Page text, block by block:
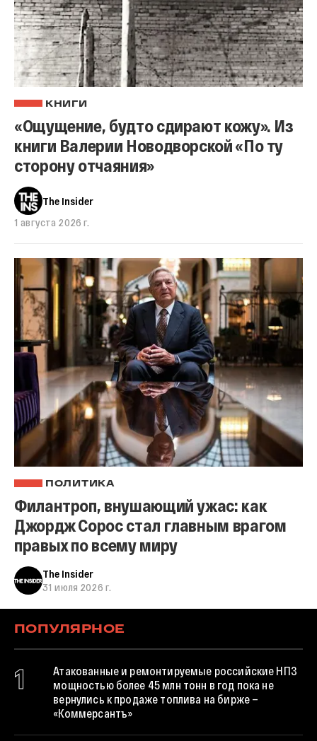
КНИГИ
«Ощущение, будто сдирают кожу». Из
книги Валерии Новодворской «По ту
сторону отчаяния»
The Insider
1 августа 2026 г.
ПОЛИТИКА
Филантроп, внушающий ужас: как
Джордж Сорос стал главным врагом
правых по всему миру
The Insider
31 июля 2026 г.
ПОПУЛЯРНОЕ
Атакованные и ремонтируемые российские НПЗ
мощностью более 45 млн тонн в год пока не
вернулись к продаже топлива на бирже —
«Коммерсантъ»
1